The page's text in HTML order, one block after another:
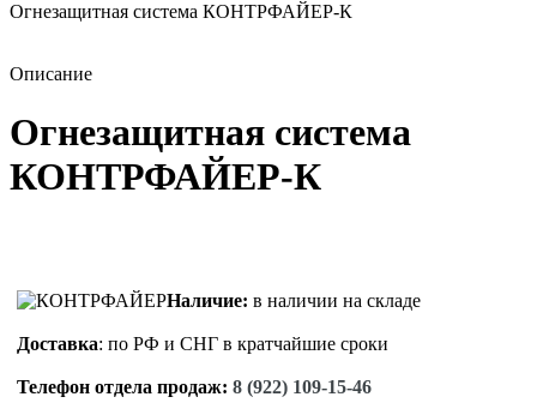
Огнезащитная система КОНТРФАЙЕР-К
Описание
Огнезащитная система
КОНТРФАЙЕР-К
Наличие: в наличии на складе
Доставка: по РФ и СНГ в кратчайшие сроки
Телефон отдела продаж: 8 (922) 109-15-46